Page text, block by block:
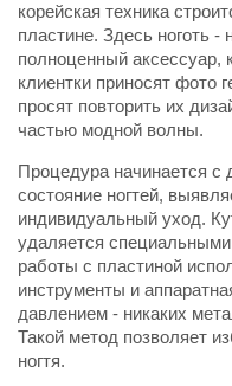
корейская техника
пластине. Здесь ноготь -
полноценный аксессуар,
клиентки приносят фото
просят повторить их
частью модной волны.
Процедура начинается с
состояние ногтей,
индивидуальный уход.
удаляется
работы с пластиной
инструменты и
давлением - никаких
Такой метод позволяет
ногтя.